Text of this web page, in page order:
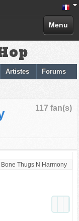
Menu
Artistes Forums
117 fan(s)
Bone Thugs N Harmony